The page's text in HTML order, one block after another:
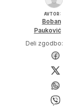
AVTOR:
Boban
Pauković
Deli zgodbo: